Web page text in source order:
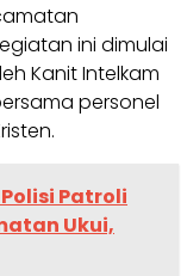
ini dimulai
Kanit Intelkam
personel
Patroli
Ukui,